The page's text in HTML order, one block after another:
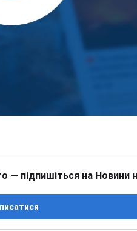
— підпишіться на Новини